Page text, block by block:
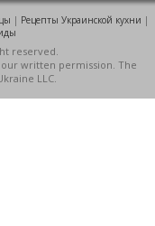
| Рецепты Украинской кухни |
reserved.
written permission. The
LLC.